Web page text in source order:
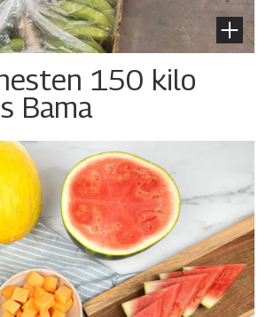
150 kilo
Bama